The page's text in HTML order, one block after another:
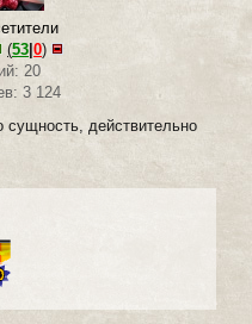
(53 0)
20
3 124
действительно